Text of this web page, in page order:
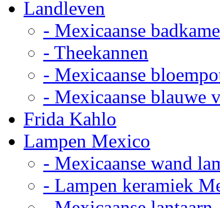
Landleven
- Mexicaanse
- Theekannen
- Mexicaanse
- Mexicaanse blauwe
Frida Kahlo
Lampen Mexico
- Mexicaanse wand
- Lampen keramiek